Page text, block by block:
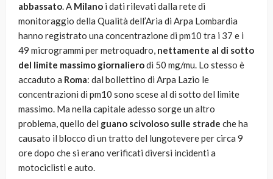
abbassato. A Milano i dati rilevati dalla rete di
monitoraggio della Qualità dell’Aria di Arpa Lombardia
hanno registrato una concentrazione di pm10 tra i 37 e i
49 microgrammi per metroquadro, nettamente al di sotto
del limite massimo giornalierodi 50 mg/mu. Lo stesso è
accaduto a Roma: dal bollettino di Arpa Lazio le
concentrazioni di pm10 sono scese al di sotto del limite
massimo. Ma nella capitale adesso sorge un altro
problema, quello del guano scivoloso sulle strade che ha
causato il blocco di un tratto del lungotevere per circa 9
ore dopo che si erano verificati diversi incidenti a
motociclisti e auto.